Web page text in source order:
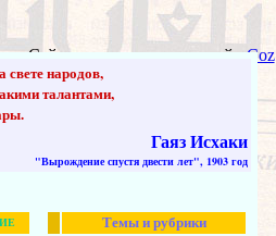
свете народов,
талантами,
Гаяз Исхаки
"Вырождение спустя двести лет", 1903 год
Темы и рубрики
Сайт управляется системойuCoz